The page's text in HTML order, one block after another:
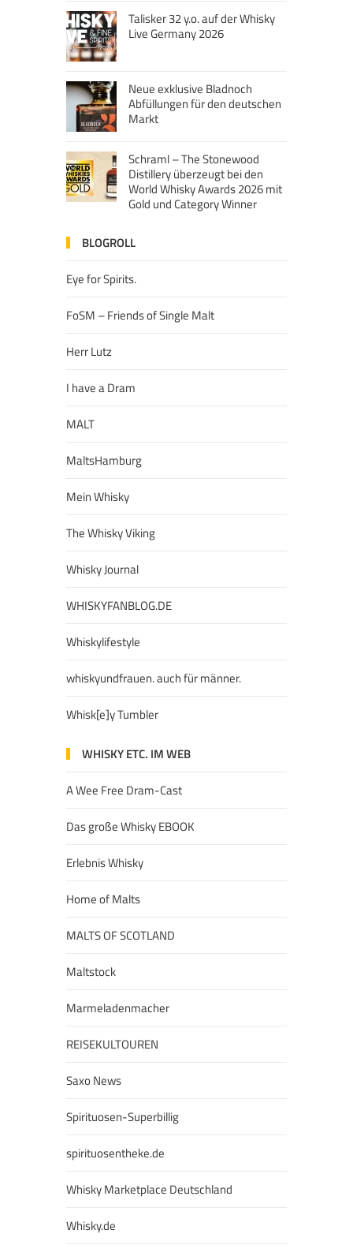
Talisker 32 y.o. auf der Whisky
Live Germany 2026
Neue exklusive Bladnoch
Abfüllungen für den deutschen
Markt
Schraml – The Stonewood
Distillery überzeugt bei den
World Whisky Awards 2026 mit
Gold und Category Winner
BLOGROLL
Eye for Spirits.
FoSM – Friends of Single Malt
Herr Lutz
I have a Dram
MALT
MaltsHamburg
Mein Whisky
The Whisky Viking
Whisky Journal
WHISKYFANBLOG.DE
Whiskylifestyle
whiskyundfrauen. auch für männer.
Whisk[e]y Tumbler
WHISKY ETC. IM WEB
A Wee Free Dram-Cast
Das große Whisky EBOOK
Erlebnis Whisky
Home of Malts
MALTS OF SCOTLAND
Maltstock
Marmeladenmacher
REISEKULTOUREN
Saxo News
Spirituosen-Superbillig
spirituosentheke.de
Whisky Marketplace Deutschland
Whisky.de